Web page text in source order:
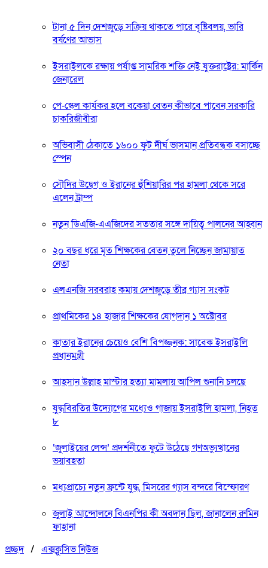
টানা ৫ দিন দেশজুড়ে সক্রিয় থাকতে পারে বৃষ্টিবলয়, ভারি
বর্ষণের আভাস
ইসরাইলকে রক্ষায় পর্যাপ্ত সামরিক শক্তি নেই যুক্তরাষ্ট্রের: মার্কিন
জেনারেল
পে-স্কেল কার্যকর হলে বকেয়া বেতন কীভাবে পাবেন সরকারি
চাকরিজীবীরা
অভিবাসী ঠেকাতে ১৬০০ ফুট দীর্ঘ ভাসমান প্রতিবন্ধক বসাচ্ছে
স্পেন
সৌদির উদ্বেগ ও ইরানের হুঁশিয়ারির পর হামলা থেকে সরে
এলেন ট্রাম্প
নতুন ডিএজি-এএজিদের সততার সঙ্গে দায়িত্ব পালনের আহ্বান
২০ বছর ধরে মৃত শিক্ষকের বেতন তুলে নিচ্ছেন জামায়াত
নেতা
এলএনজি সরবরাহ কমায় দেশজুড়ে তীব্র গ্যাস সংকট
প্রাথমিকের ১৪ হাজার শিক্ষকের যোগদান ১ অক্টোবর
কাতার ইরানের চেয়েও বেশি বিপজ্জনক: সাবেক ইসরাইলি
প্রধানমন্ত্রী
আহসান উল্লাহ মাস্টার হত্যা মামলায় আপিল শুনানি চলছে
যুদ্ধবিরতির উদ্যোগের মধ্যেও গাজায় ইসরাইলি হামলা, নিহত
৮
‘জুলাইয়ের লেন্স’ প্রদর্শনীতে ফুটে উঠেছে গণঅভ্যুত্থানের
ভয়াবহতা
মধ্যপ্রাচ্যে নতুন ফ্রন্টে যুদ্ধ, মিসরের গ্যাস বন্দরে বিস্ফোরণ
জুলাই আন্দোলনে বিএনপির কী অবদান ছিল, জানালেন রুমিন
ফাহানা
প্রচ্ছদ/ এক্সক্লুসিভ নিউজ